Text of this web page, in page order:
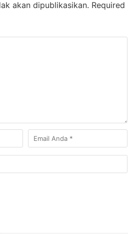
akan dipublikasikan. Required